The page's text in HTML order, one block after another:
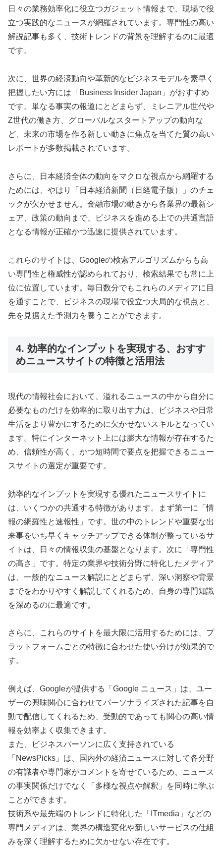
日々の業務効率化に役立つガジェット情報まで、現場で役
立つ実践的なニュースが網羅されています。専門性の高い
解説記事も多く、技術トレンドの背景を理解するのに最適
です。
次に、世界の経済動向や革新的なビジネスモデルを素早く
把握したい方には「Business Insider Japan」がおすすめ
です。単なる事実の報道にとどまらず、ミレニアル世代や
Z世代の働き方、グローバルなスタートアップの動向な
ど、未来の市場を作る新しい動きに焦点を当てた質の高い
レポートが多数掲載されています。
さらに、日本経済全体の動向をマクロな視点から網羅する
ためには、やはり「日本経済新聞（日経電子版）」のチェ
ックが欠かせません。金融市場の動きから各業界の最新シ
ェア、政策の動向まで、ビジネスを進める上での共通言語
となる情報が正確かつ迅速に提供されています。
これらのサイトは、Googleの検索アルゴリズムからも高
い専門性と権威性が認められており、検索結果でも常に上
位に位置しています。毎日数分でもこれらのメディアに目
を通すことで、ビジネスの現場で役立つ大局的な視点と、
先を見据えた予測力を養うことができます。
4. 効率的なインプットを実現する、おすす
めニュースサイトの特徴と活用法
現代の情報社会において、溢れるニュースの中から自分に
必要なものだけを効率的に取り出す力は、ビジネスや日常
生活をより豊かにするために欠かせないスキルとなってい
ます。特にインターネット上には膨大な情報が存在するた
め、信頼性が高く、かつ短時間で要点を把握できるニュー
スサイトの選定が重要です。
効率的なインプットを実現する優れたニュースサイトに
は、いくつかの共通する特徴があります。まず第一に「情
報の網羅性と速報性」です。世の中のトレンドや重要な出
来事をいち早くキャッチアップできる体制が整っているサ
イトは、日々の情報収集の基盤となります。次に「専門性
の高さ」です。特定の業界や技術分野に特化したメディア
は、一般的なニュース解説にとどまらず、深い洞察や背景
までをわかりやすく解説してくれるため、自身の専門知識
を深めるのに最適です。
さらに、これらのサイトを最大限に活用するためには、プ
ラットフォームごとの特徴に合わせた使い分けが効果的で
す。
例えば、Googleが提供する「Google ニュース」は、ユー
ザーの興味関心に合わせてパーソナライズされた記事を自
動で配信してくれるため、受動的であっても関心の高い情
報を効率よく収集できます。
また、ビジネスパーソンに広く支持されている
「NewsPicks」は、国内外の経済ニュースに対して各分野
の有識者や専門家がコメントを寄せているため、ニュース
の事実関係だけでなく「多様な視点や解釈」を同時に学ぶ
ことができます。
技術系や最先端のトレンドに特化した「ITmedia」などの
専門メディアは、業界の構造変化や新しいサービスの仕組
みを深く理解するために欠かせない存在です。